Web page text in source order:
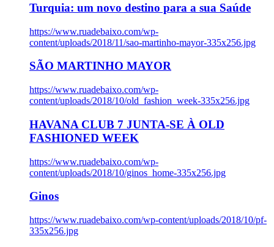
Turquia: um novo destino para a sua Saúde
https://www.ruadebaixo.com/wp-
content/uploads/2018/11/sao-martinho-mayor-335x256.jpg
SÃO MARTINHO MAYOR
https://www.ruadebaixo.com/wp-
content/uploads/2018/10/old_fashion_week-335x256.jpg
HAVANA CLUB 7 JUNTA-SE À OLD
FASHIONED WEEK
https://www.ruadebaixo.com/wp-
content/uploads/2018/10/ginos_home-335x256.jpg
Ginos
https://www.ruadebaixo.com/wp-content/uploads/2018/10/pf-
335x256.jpg